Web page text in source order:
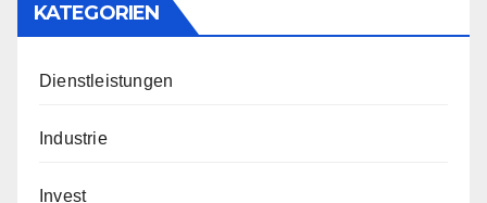
KATEGORIEN
Dienstleistungen
Industrie
Invest